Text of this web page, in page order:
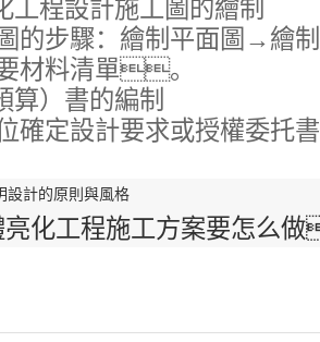
程設計施工圖的繪制
步驟：繪制平面圖→繪
材料清單。
）書的編制
定設計要求或授權委
設計的原則與風格
亮化工程施工方案要怎么